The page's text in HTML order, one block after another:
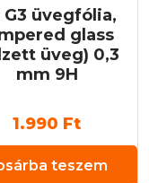
G3 üvegfólia,
glass
üveg) 0,3
mm 9H
1.990 Ft
teszem